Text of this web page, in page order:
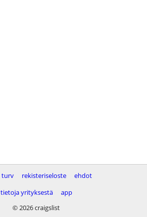
turv rekisteriseloste
ehdot
tietoja yrityksestä
app
© 2026 craigslist